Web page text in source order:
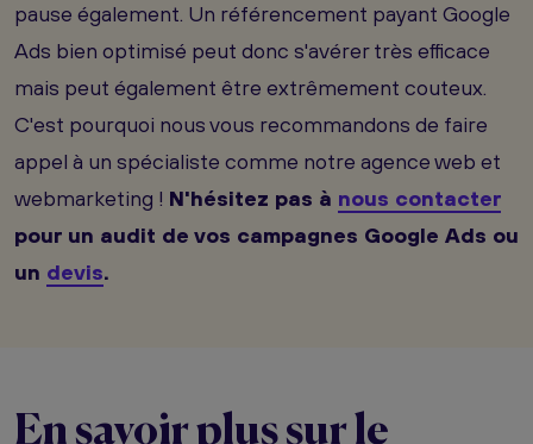
pause également. Un référencement payant Google
Ads bien optimisé peut donc s'avérer très efficace
mais peut également être extrêmement couteux.
C'est pourquoi nous vous recommandons de faire
appel à un spécialiste comme notre agence web et
webmarketing ! N'hésitez pas à nous contacter
pour un audit de vos campagnes Google Ads ou
un devis.
En savoir plus sur le